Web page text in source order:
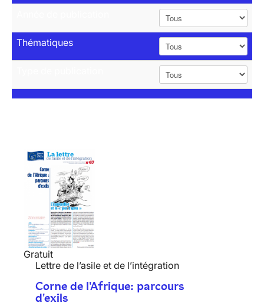
Thématiques
Gratuit
Lettre de l’asile et de l’intégration
Corne de l'Afrique: parcours
d'exils